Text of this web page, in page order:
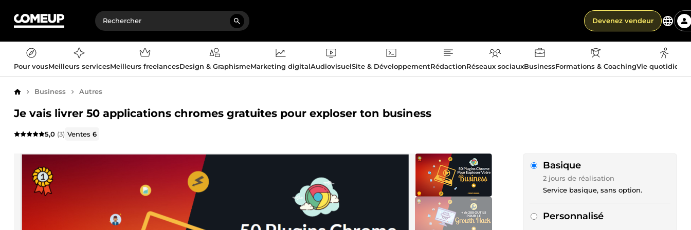
Devenez vendeur
Pour vousMeilleurs servicesMeilleurs freelancesDesign & GraphismeMarketing digitalAudiovisuelSite & DéveloppementRédactionRéseaux sociauxBusinessFormations & CoachingVie
AccueilBusiness Autres
Je vais livrer 50 applications chromes gratuites pour exploser ton business
5,0 (3) Ventes6
Basique
2 jours de réalisation
Service basique, sans option.
Personnalisé